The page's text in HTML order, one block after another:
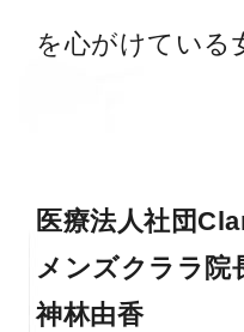
を心がけている
医療法人社団
メンズクララ院
神林由香